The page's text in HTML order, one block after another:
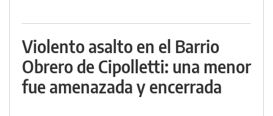
Violento asalto en el Barrio
Obrero de Cipolletti: una menor
fue amenazada y encerrada